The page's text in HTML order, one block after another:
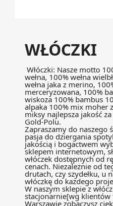
WŁÓCZKI
Włóczki: Nasze motto
wełna, 100% wełna
wełna jaka z merino,
merceryzowana, 100%
wiskoza 100% bambus
alpaka 100% mix moher
miksy najlepsza jakość
Gold-Polu.
Zapraszamy do naszego
pasja do dziergania
jakością i bogactwem
sklepem internetowym,
włóczek dostępnych od
cenach. Niezależnie od
drutach, czy szydełku, u
włóczkę do każdego
W naszym sklepie z
stacjonarnie[wg klientów
Warszawie zobaczysz